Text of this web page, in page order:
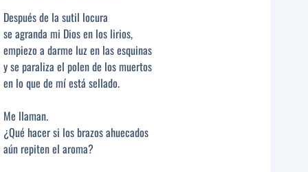
Después de la sutil locura
se agranda mi Dios en los lirios,
empiezo a darme luz en las esquinas
y se paraliza el polen de los muertos
en lo que de mí está sellado.
Me llaman.
¿Qué hacer si los brazos ahuecados
aún repiten el aroma?